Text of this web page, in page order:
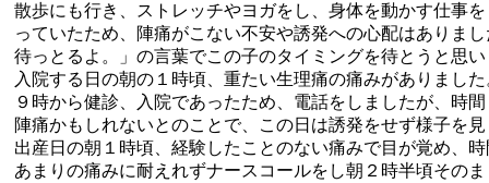
散歩にも行き、ストレッチやヨガをし、身体を動かす仕事
っていたため、陣痛がこない不安や誘発への心配はありま
待っとるよ。」の言葉でこの子のタイミングを待とうと思
入院する日の朝の１時頃、重たい生理痛の痛みがありました
９時から健診、入院であったため、電話をしましたが、時
陣痛かもしれないとのことで、この日は誘発をせず様子を
出産日の朝１時頃、経験したことのない痛みで目が覚め、
あまりの痛みに耐えれずナースコールをし朝２時半頃その